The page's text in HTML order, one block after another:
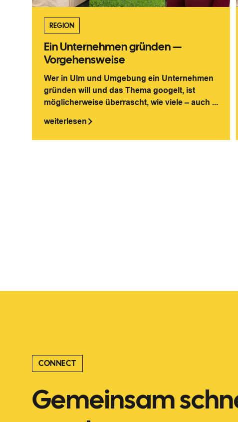
REGION
Ein Unternehmen gründen —
Vorgehensweise
Wer in Ulm und Umgebung ein Unternehmen
gründen will und das Thema googelt, ist
möglicherweise überrascht, wie viele – auch ...
weiterlesen
CONNECT
Gemeinsam